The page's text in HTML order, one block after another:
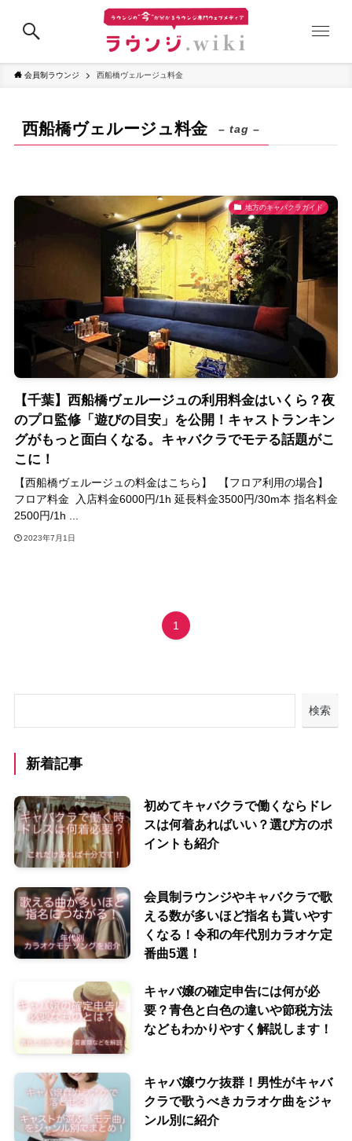
会員制ラウンジ 西船橋ヴェルージュ料金
西船橋ヴェルージュ料金 – tag –
地方のキャバクラガイド
【千葉】西船橋ヴェルージュの利用料金はいくら？夜
のプロ監修「遊びの目安」を公開！キャストランキン
グがもっと面白くなる。キャバクラでモテる話題がこ
こに！
【西船橋ヴェルージュの料金はこちら】 【フロア利用の場合】
フロア料金 入店料金6000円/1h 延長料金3500円/30m本 指名料金
2500円/1h ...
2023年7月1日
1
検索
新着記事
初めてキャバクラで働くならドレ
スは何着あればいい？選び方のポ
イントも紹介
会員制ラウンジやキャバクラで歌
える数が多いほど指名も貰いやす
くなる！令和の年代別カラオケ定
番曲5選！
キャバ嬢の確定申告には何が必
要？青色と白色の違いや節税方法
などもわかりやすく解説します！
キャバ嬢ウケ抜群！男性がキャバ
クラで歌うべきカラオケ曲をジャ
ンル別に紹介